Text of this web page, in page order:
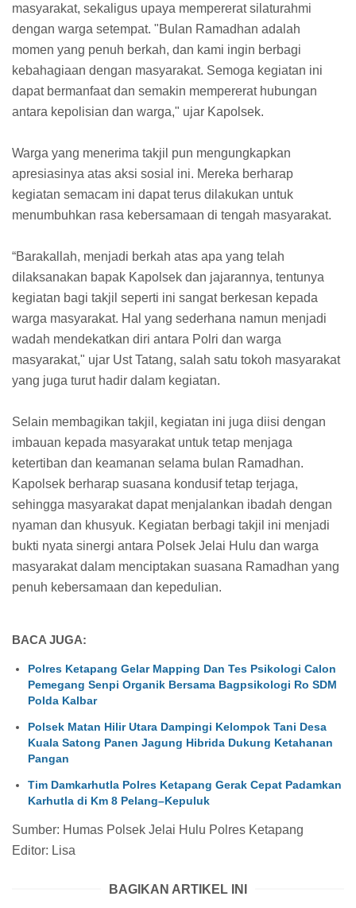
masyarakat, sekaligus upaya mempererat silaturahmi
dengan warga setempat. "Bulan Ramadhan adalah
momen yang penuh berkah, dan kami ingin berbagi
kebahagiaan dengan masyarakat. Semoga kegiatan ini
dapat bermanfaat dan semakin mempererat hubungan
antara kepolisian dan warga," ujar Kapolsek.
Warga yang menerima takjil pun mengungkapkan
apresiasinya atas aksi sosial ini. Mereka berharap
kegiatan semacam ini dapat terus dilakukan untuk
menumbuhkan rasa kebersamaan di tengah masyarakat.
“Barakallah, menjadi berkah atas apa yang telah
dilaksanakan bapak Kapolsek dan jajarannya, tentunya
kegiatan bagi takjil seperti ini sangat berkesan kepada
warga masyarakat. Hal yang sederhana namun menjadi
wadah mendekatkan diri antara Polri dan warga
masyarakat," ujar Ust Tatang, salah satu tokoh masyarakat
yang juga turut hadir dalam kegiatan.
Selain membagikan takjil, kegiatan ini juga diisi dengan
imbauan kepada masyarakat untuk tetap menjaga
ketertiban dan keamanan selama bulan Ramadhan.
Kapolsek berharap suasana kondusif tetap terjaga,
sehingga masyarakat dapat menjalankan ibadah dengan
nyaman dan khusyuk. Kegiatan berbagi takjil ini menjadi
bukti nyata sinergi antara Polsek Jelai Hulu dan warga
masyarakat dalam menciptakan suasana Ramadhan yang
penuh kebersamaan dan kepedulian.
BACA JUGA:
Polres Ketapang Gelar Mapping Dan Tes Psikologi Calon
Pemegang Senpi Organik Bersama Bagpsikologi Ro SDM
Polda Kalbar
Polsek Matan Hilir Utara Dampingi Kelompok Tani Desa
Kuala Satong Panen Jagung Hibrida Dukung Ketahanan
Pangan
Tim Damkarhutla Polres Ketapang Gerak Cepat Padamkan
Karhutla di Km 8 Pelang–Kepuluk
Sumber: Humas Polsek Jelai Hulu Polres Ketapang
Editor: Lisa
BAGIKAN ARTIKEL INI